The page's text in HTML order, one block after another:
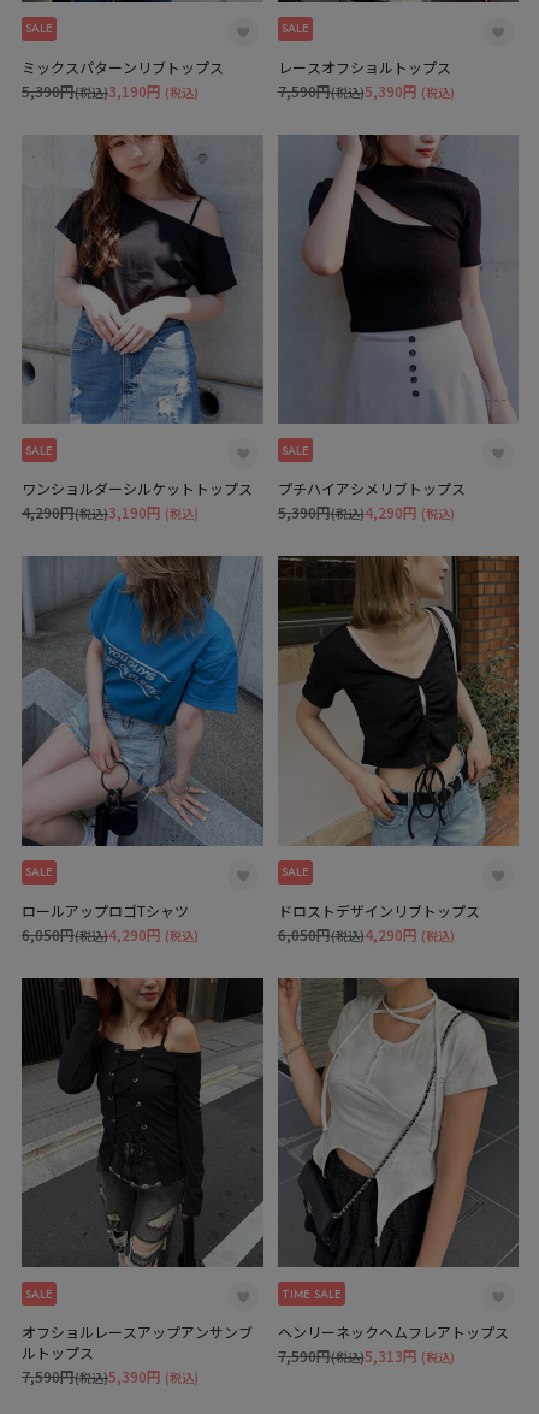
SALE
ミックスパターンリブトップス
3,190円 (税込)
5,390円(税込)
SALE
レースオフショルトップス
5,390円 (税込)
7,590円(税込)
SALE
ワンショルダーシルケットトップス
3,190円 (税込)
4,290円(税込)
SALE
プチハイアシメリブトップス
4,290円 (税込)
5,390円(税込)
SALE
ロールアップロゴTシャツ
4,290円 (税込)
6,050円(税込)
SALE
ドロストデザインリブトップス
4,290円 (税込)
6,050円(税込)
SALE
オフショルレースアップアンサンブ
ルトップス
5,390円 (税込)
7,590円(税込)
TIME SALE
ヘンリーネックヘムフレアトップス
5,313円 (税込)
7,590円(税込)